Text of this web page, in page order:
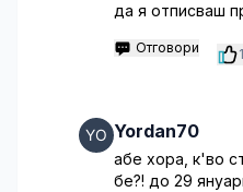
да я отписваш
Отговори 1
Yordan70
абе хора, к'во
бе?! до 29